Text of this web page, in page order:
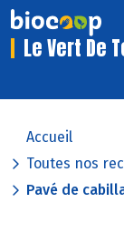
Le Vert De
Accueil
Toutes nos
Pavé de